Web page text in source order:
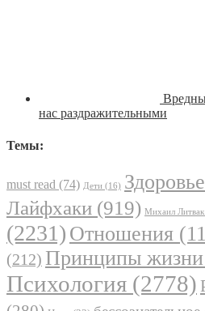
нас раздражительными
Темы:
must read (74) Дети (16) Здоровье
Лайфхаки (919) Михаил Литвак
(2231) Отношения
(212) Принципы жизни
Психология (2778)